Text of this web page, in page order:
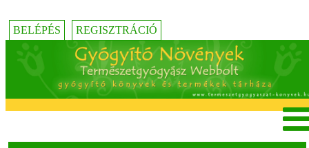
BELÉPÉS REGISZTRÁCIÓ